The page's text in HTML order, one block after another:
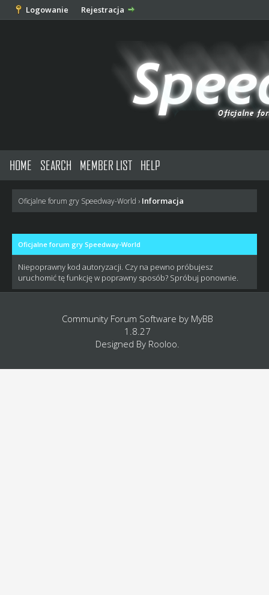
Logowanie Rejestracja
HOME SEARCH MEMBER LIST HELP
Oficjalne forum gry Speedway-World › Informacja
Oficjalne forum gry Speedway-World
Niepoprawny kod autoryzacji. Czy na pewno próbujesz
uruchomić tę funkcję w poprawny sposób? Spróbuj ponownie.
Community Forum Software by MyBB
1.8.27
Designed By Rooloo.